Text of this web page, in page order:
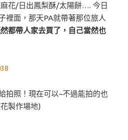
花/日出鳳梨酥/太陽餅…. 今日
裡面，那天PA就帶著那位旅人
都帶人家去買了，自己當然也
拍照！現在可以~不過能拍的也
製作場地)